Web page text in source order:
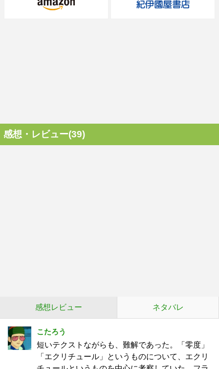
感想・レビュー(39)
感想レビュー ネタバレ
こたろう
短いテクストながらも、難解であった。「零度」
「エクリチュール」というものについて、エクリ